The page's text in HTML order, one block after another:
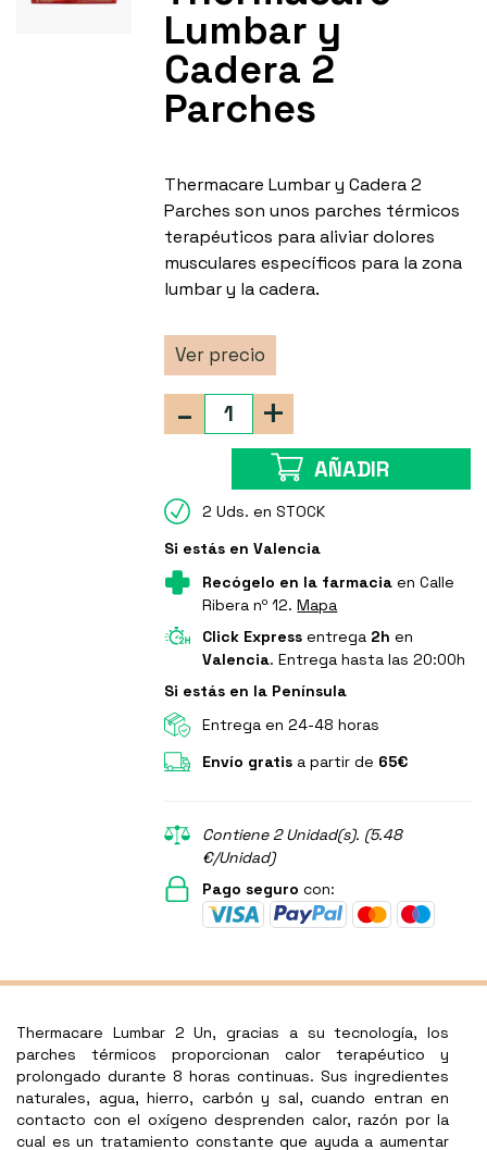
Lumbar y
Cadera 2
Parches
Thermacare Lumbar y Cadera 2
Parches son unos parches térmicos
terapéuticos para aliviar dolores
musculares específicos para la zona
lumbar y la cadera.
Ver precio
+
-
AÑADIR
2 Uds. en STOCK
Si estás en Valencia
Recógelo en la farmacia en Calle
Ribera nº 12.Mapa
Click Express entrega 2h en
Valencia. Entrega hasta las 20:00h
Si estás en la Península
Entrega en 24-48 horas
Envío gratis a partir de 65€
Contiene 2 Unidad(s). (5.48
€/Unidad)
Pago seguro con:
Thermacare Lumbar 2 Un, gracias a su tecnología, los
parches térmicos proporcionan calor terapéutico y
prolongado durante 8 horas continuas. Sus ingredientes
naturales, agua, hierro, carbón y sal, cuando entran en
contacto con el oxígeno desprenden calor, razón por la
cual es un tratamiento constante que ayuda a aumentar